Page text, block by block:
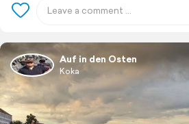
Auf in den Osten
Koka